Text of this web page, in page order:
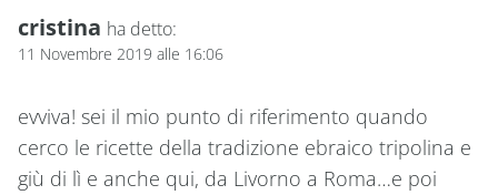
cristina ha detto:
11 Novembre 2019 alle 16:06
evviva! sei il mio punto di riferimento quando
cerco le ricette della tradizione ebraico tripolina e
giù di lì e anche qui, da Livorno a Roma…e poi